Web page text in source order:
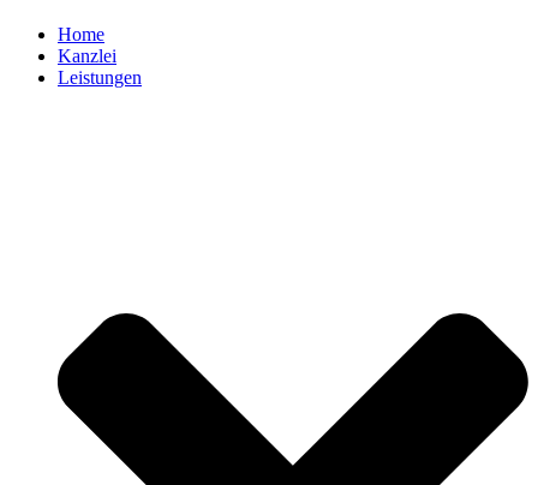
Home
Kanzlei
Leistungen